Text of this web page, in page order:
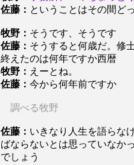
佐藤： ということはその間ど
牧野： そうです、そうです
佐藤： そうすると何歳だ。修
終えたのは何年ですか西暦
牧野： えーとね。
佐藤： 今から何年前ですか
調べる牧野
佐藤： いきなり人生を語らな
ばならないとは思っていなか
でしょう